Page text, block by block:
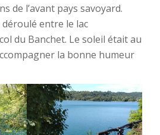
de l’avant pays savoyard.
déroulé entre le lac
du Banchet. Le soleil était au
la bonne humeur